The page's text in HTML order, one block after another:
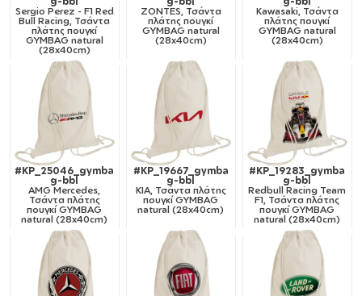
Sergio Perez - F1 Red
Bull Racing, Τσάντα
πλάτης πουγκί
GYMBAG natural
(28x40cm)
ZONTES, Τσάντα
πλάτης πουγκί
GYMBAG natural
(28x40cm)
Kawasaki, Τσάντα
πλάτης πουγκί
GYMBAG natural
(28x40cm)
#KP_25046_gymba
g-bbl
AMG Mercedes,
Τσάντα πλάτης
πουγκί GYMBAG
natural (28x40cm)
#KP_19667_gymba
g-bbl
KIA, Τσάντα πλάτης
πουγκί GYMBAG
natural (28x40cm)
#KP_19283_gymba
g-bbl
Redbull Racing Team
F1, Τσάντα πλάτης
πουγκί GYMBAG
natural (28x40cm)